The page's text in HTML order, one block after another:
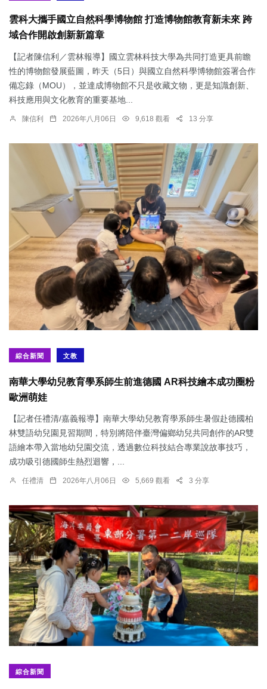
雲科大攜手國立自然科學博物館 打造博物館教育新未來 跨
域合作開啟創新新篇章
【記者陳信利／雲林報導】國立雲林科技大學為共同打造更具前瞻
性的博物館發展藍圖，昨天（5日）與國立自然科學博物館簽署合作
備忘錄（MOU），並達成博物館不只是收藏文物，更是知識創新、
科技應用與文化教育的重要基地...
陳信利 2026年八月06日 9,618 觀看 13 分享
綜合新聞 文教
南華大學幼兒教育學系師生前進德國 AR科技繪本成功圈粉
歐洲萌娃
【記者任禮清/嘉義報導】南華大學幼兒教育學系師生暑假赴德國柏
林雙語幼兒園見習期間，特別將陪伴臺灣偏鄉幼兒共同創作的AR雙
語繪本帶入當地幼兒園交流，透過數位科技結合專業說故事技巧，
成功吸引德國師生熱烈迴響，...
任禮清 2026年八月06日 5,669 觀看 3 分享
綜合新聞